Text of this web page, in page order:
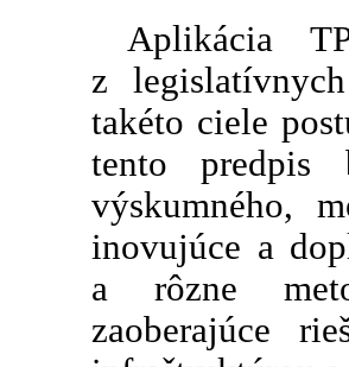
Aplikácia
z
takéto ciele
tento
výskumného,
inovujúce a
a rôzne
zaoberajúce